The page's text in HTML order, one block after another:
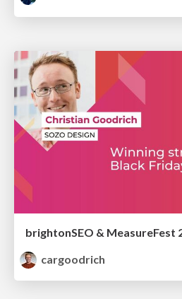
cargoodrich